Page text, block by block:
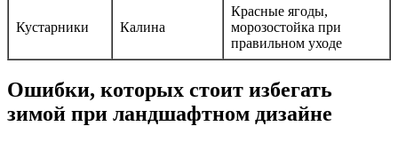
Кустарники Калина
Красные ягоды,
морозостойка при
правильном уходе
Ошибки, которых стоит избегать
зимой при ландшафтном дизайне